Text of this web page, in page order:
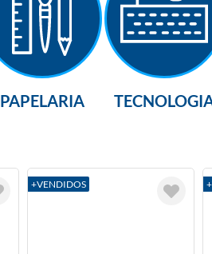
PAPELARIA
+VENDIDOS